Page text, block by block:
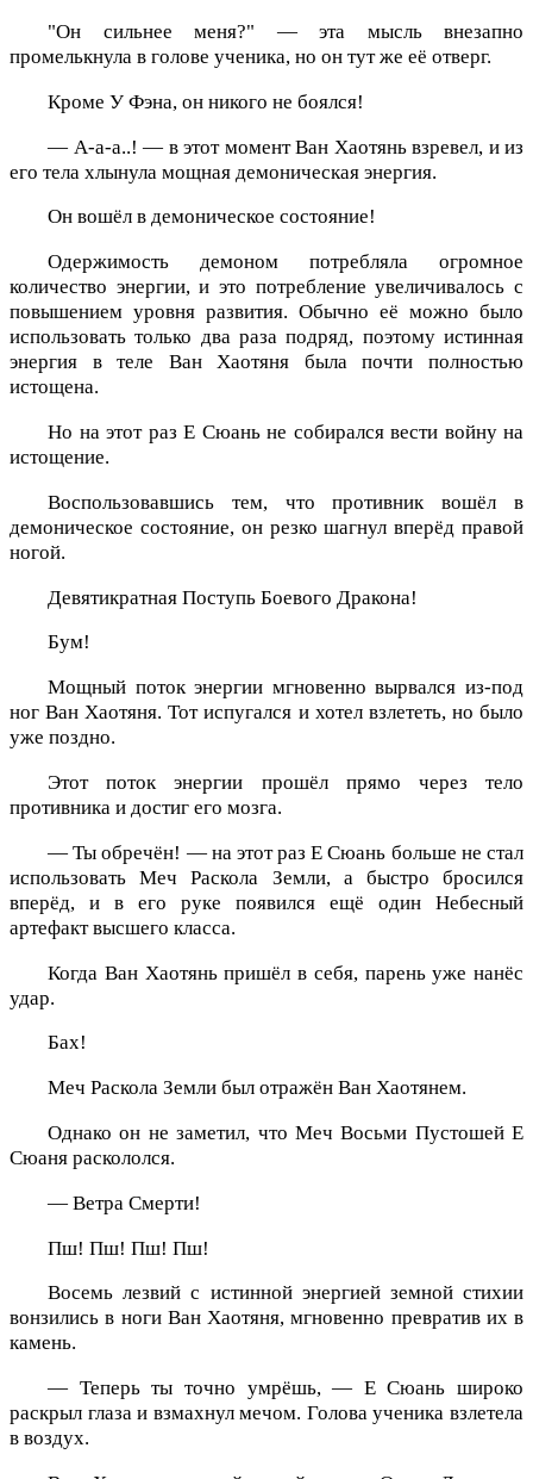
"Он сильнее меня?" — эта мысль внезапно
промелькнула в голове ученика, но он тут же её отверг.
Кроме У Фэна, он никого не боялся!
— А-а-а..! — в этот момент Ван Хаотянь взревел, и из
его тела хлынула мощная демоническая энергия.
Он вошёл в демоническое состояние!
Одержимость демоном потребляла огромное
количество энергии, и это потребление увеличивалось с
повышением уровня развития. Обычно её можно было
использовать только два раза подряд, поэтому истинная
энергия в теле Ван Хаотяня была почти полностью
истощена.
Но на этот раз Е Сюань не собирался вести войну на
истощение.
Воспользовавшись тем, что противник вошёл в
демоническое состояние, он резко шагнул вперёд правой
ногой.
Девятикратная Поступь Боевого Дракона!
Бум!
Мощный поток энергии мгновенно вырвался из-под
ног Ван Хаотяня. Тот испугался и хотел взлететь, но было
уже поздно.
Этот поток энергии прошёл прямо через тело
противника и достиг его мозга.
— Ты обречён! — на этот раз Е Сюань больше не стал
использовать Меч Раскола Земли, а быстро бросился
вперёд, и в его руке появился ещё один Небесный
артефакт высшего класса.
Когда Ван Хаотянь пришёл в себя, парень уже нанёс
удар.
Бах!
Меч Раскола Земли был отражён Ван Хаотянем.
Однако он не заметил, что Меч Восьми Пустошей Е
Сюаня раскололся.
— Ветра Смерти!
Пш! Пш! Пш! Пш!
Восемь лезвий с истинной энергией земной стихии
вонзились в ноги Ван Хаотяня, мгновенно превратив их в
камень.
— Теперь ты точно умрёшь, — Е Сюань широко
раскрыл глаза и взмахнул мечом. Голова ученика взлетела
в воздух.